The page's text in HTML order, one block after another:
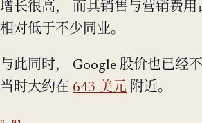
增长很高， 而其销售与营销费用
相对低于不少同业。
与此同时， Google 股价也已经不
当时大约在 643 美元 附近。